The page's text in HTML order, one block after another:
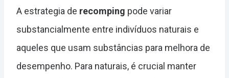
A estrategia de recomping pode variar
substancialmente entre indivíduos naturais e
aqueles que usam substâncias para melhora de
desempenho. Para naturais, é crucial manter